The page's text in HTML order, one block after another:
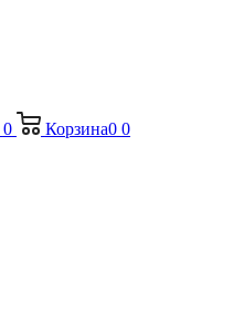
0 Корзина0 0